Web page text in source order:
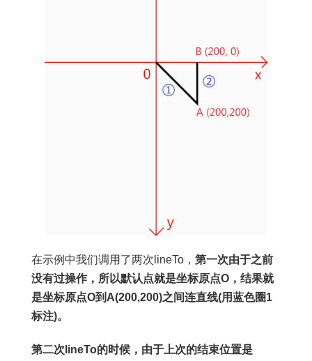
在示例中我们调用了两次lineTo， 第一次由于之前
没有过操作，所以默认点就是坐标原点O，结果就
是坐标原点O到A(200,200)之间连直线(用蓝色圈1
标注)。
第二次lineTo的时候，由于上次的结束位置是